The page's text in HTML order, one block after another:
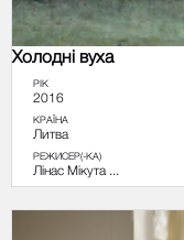
Холодні вуха
РІК
2016
КРАЇНА
Литва
РЕЖИСЕР(-КА)
Лінас Мікута ...